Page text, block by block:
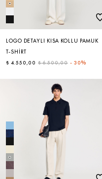
LOGO DETAYLI KISA KOLLU PAMUK
T-SHIRT
₺ 4.550,00 ₺ 6.500,00 - 30%